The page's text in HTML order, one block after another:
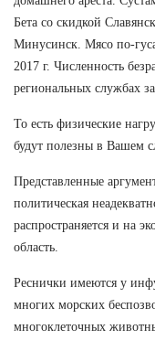
Бета со скидкой
Минусинск. Мясо по-
2017 г. Численность
региональных службах
То есть физические
будут полезны в Вашем
Представленные
политическая
распространяется и на
область.
Реснички имеются у
многих морских
многоклеточных